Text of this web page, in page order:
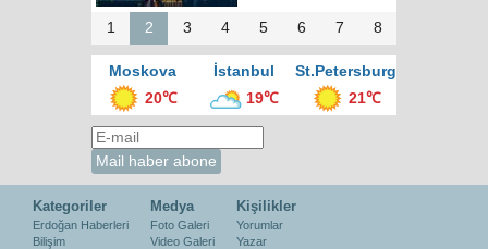
1 2 3 4 5 6 7 8
Moskova İstanbul
St.Petersburg
20℃
19℃ 21℃
Kategoriler
Erdoğan Haberleri
Bilişim
Medya
Foto Galeri
Video Galeri
Kişilikler
Yorumlar
Yazar